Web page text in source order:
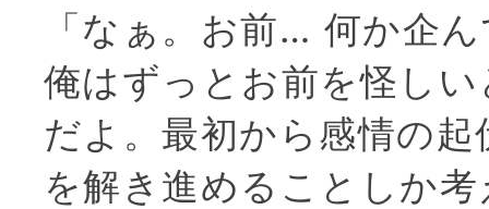
「なぁ。お前… 何か企
俺はずっとお前を怪し
だよ。最初から感情の
を解き進めることしか